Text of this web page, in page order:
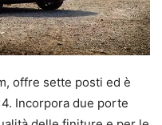
offre sette posti ed è
Incorpora due porte